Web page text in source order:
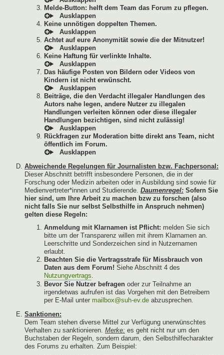
Melde-Button: helft dem Team das Forum zu pflegen.
Keine unnötigen doppelten Themen.
Achtet auf eure Anonymität sowie die der Mitnutzer!
Keine Haftung für verlinkte Inhalte.
Das häufige Posten von Bildern oder Videos von
Kindern ist nicht erwünscht.
Beiträge, die den Verdacht illegaler Handlungen des
Autors nahe legen, andere Nutzer zu illegalen
Handlungen verleiten können oder diese illegaler
Handlungen bezichtigen, sind nicht zulässig!
Rückfragen zur Moderation bitte direkt ans Team, nicht
öffentlich im Forum.
Abweichende Regelungen für Journalisten bzw. Fachpersonal:
Dieser Abschnitt betrifft insbesondere Personen, die in der
Forschung oder Medizin arbeiten oder in Ausbildung sind sowie für
Medienvertreter*innen und Studierende. Daumenregel: Sofern Sie
hier sind, um Ihre Arbeit zu machen bzw zu forschen (also
nicht falls Sie nur selbst Selbsthilfe in Anspruch nehmen)
gelten diese Regeln:
Anmeldung mit Klarnamen ist Pflicht: melden Sie sich
bitte um der Transparenz willen mit ihrem Klarnamen an.
Leerschritte und Sonderzeichen sind in Nutzernamen
erlaubt.
Beachten Sie die Vertragsstrafe für Missbrauch von
Daten aus dem Forum! Siehe Abschnitt 4 des
Nutzungvertrags.
Bevor Sie Nutzer befragen oder zur Teilnahme an
irgendetwas aufrufen ist das Vorgehen mit den Betreibern
per E-Mail unter mailbox@suh-ev.de abzusprechen.
Sanktionen:
Dem Team stehen diverse Mittel zur Verfügung unerwünschtes
Verhalten zu sanktionieren. Merke: es geht nicht nur um den
Buchstaben der Regeln, sondern darum, den Selbsthilfecharakter
des Forums zu erhalten. Zum Beispiel: